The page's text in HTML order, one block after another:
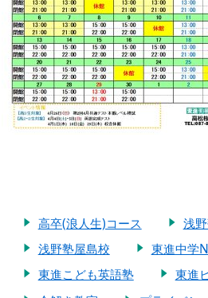
高卒(浪人生)コース
浅
浅野塾屋島校
東進中学
東進こども英語塾
東進